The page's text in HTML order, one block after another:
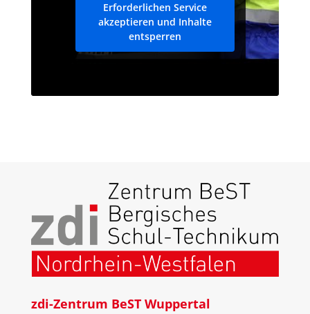
Erforderlichen Service
akzeptieren und Inhalte
entsperren
zdi-Zentrum BeST Wuppertal